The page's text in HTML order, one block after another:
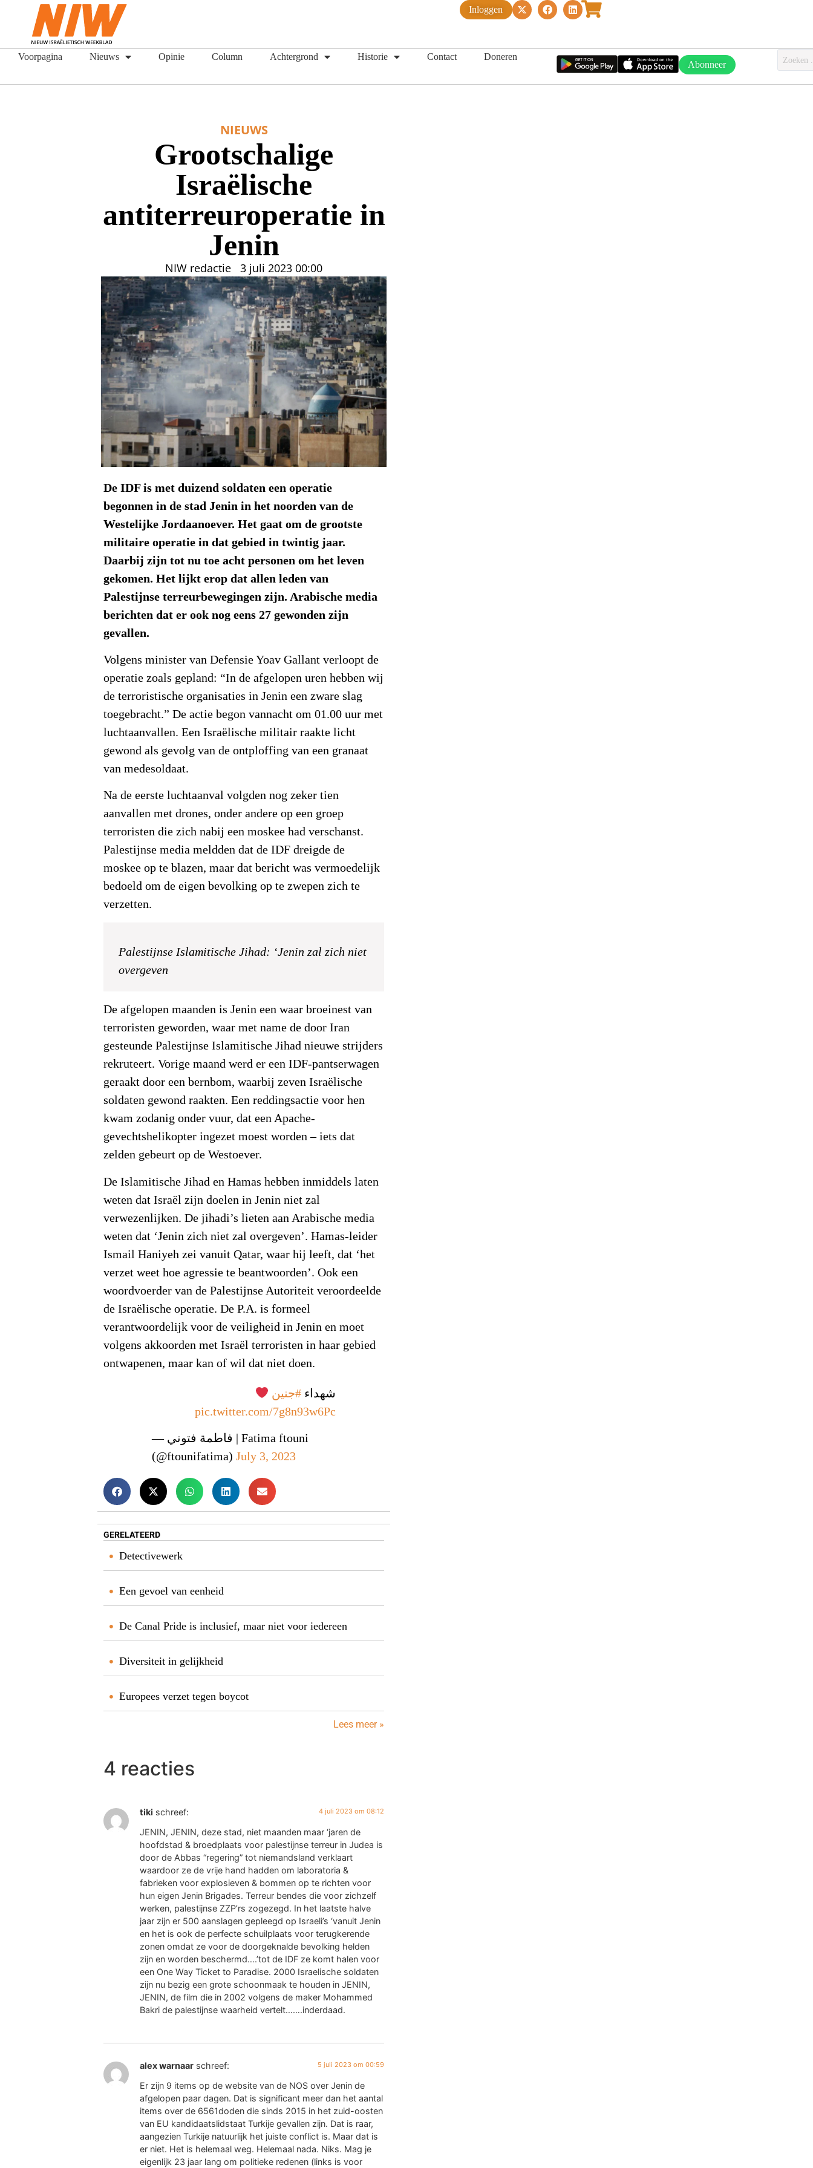
Inloggen
Voorpagina Nieuws Opinie Column Achtergrond Historie Contact Doneren
Abonneer
NIEUWS
Grootschalige
Israëlische
antiterreuroperatie in
Jenin
NIW redactie 3 juli 2023 00:00
De IDF is met duizend soldaten een operatie
begonnen in de stad Jenin in het noorden van de
Westelijke Jordaanoever. Het gaat om de grootste
militaire operatie in dat gebied in twintig jaar.
Daarbij zijn tot nu toe acht personen om het leven
gekomen. Het lijkt erop dat allen leden van
Palestijnse terreurbewegingen zijn. Arabische media
berichten dat er ook nog eens 27 gewonden zijn
gevallen.
Volgens minister van Defensie Yoav Gallant verloopt de
operatie zoals gepland: “In de afgelopen uren hebben wij
de terroristische organisaties in Jenin een zware slag
toegebracht.” De actie begon vannacht om 01.00 uur met
luchtaanvallen. Een Israëlische militair raakte licht
gewond als gevolg van de ontploffing van een granaat
van medesoldaat.
Na de eerste luchtaanval volgden nog zeker tien
aanvallen met drones, onder andere op een groep
terroristen die zich nabij een moskee had verschanst.
Palestijnse media meldden dat de IDF dreigde de
moskee op te blazen, maar dat bericht was vermoedelijk
bedoeld om de eigen bevolking op te zwepen zich te
verzetten.
Palestijnse Islamitische Jihad: ‘Jenin zal zich niet
overgeven
De afgelopen maanden is Jenin een waar broeinest van
terroristen geworden, waar met name de door Iran
gesteunde Palestijnse Islamitische Jihad nieuwe strijders
rekruteert. Vorige maand werd er een IDF-pantserwagen
geraakt door een bernbom, waarbij zeven Israëlische
soldaten gewond raakten. Een reddingsactie voor hen
kwam zodanig onder vuur, dat een Apache-
gevechtshelikopter ingezet moest worden – iets dat
zelden gebeurt op de Westoever.
De Islamitische Jihad en Hamas hebben inmiddels laten
weten dat Israël zijn doelen in Jenin niet zal
verwezenlijken. De jihadi’s lieten aan Arabische media
weten dat ‘Jenin zich niet zal overgeven’. Hamas-leider
Ismail Haniyeh zei vanuit Qatar, waar hij leeft, dat ‘het
verzet weet hoe agressie te beantwoorden’. Ook een
woordvoerder van de Palestijnse Autoriteit veroordeelde
de Israëlische operatie. De P.A. is formeel
verantwoordelijk voor de veiligheid in Jenin en moet
volgens akkoorden met Israël terroristen in haar gebied
ontwapenen, maar kan of wil dat niet doen.
شهداء #جنين
pic.twitter.com/7g8n93w6Pc
— فاطمة فتوني | Fatima ftouni
(@ftounifatima)July 3, 2023
GERELATEERD
Detectivewerk
Een gevoel van eenheid
De Canal Pride is inclusief, maar niet voor iedereen
Diversiteit in gelijkheid
Europees verzet tegen boycot
Lees meer »
4 reacties
tiki schreef: 4 juli 2023 om 08:12
JENIN, JENIN, deze stad, niet maanden maar ‘jaren de
hoofdstad & broedplaats voor palestijnse terreur in Judea is
door de Abbas “regering” tot niemandsland verklaart
waardoor ze de vrije hand hadden om laboratoria &
fabrieken voor explosieven & bommen op te richten voor
hun eigen Jenin Brigades. Terreur bendes die voor zichzelf
werken, palestijnse ZZP’rs zogezegd. In het laatste halve
jaar zijn er 500 aanslagen gepleegd op Israeli’s ‘vanuit Jenin
en het is ook de perfecte schuilplaats voor terugkerende
zonen omdat ze voor de doorgeknalde bevolking helden
zijn en worden beschermd….’tot de IDF ze komt halen voor
een One Way Ticket to Paradise. 2000 Israelische soldaten
zijn nu bezig een grote schoonmaak te houden in JENIN,
JENIN, de film die in 2002 volgens de maker Mohammed
Bakri de palestijnse waarheid vertelt…….inderdaad.
alex warnaar schreef: 5 juli 2023 om 00:59
Er zijn 9 items op de website van de NOS over Jenin de
afgelopen paar dagen. Dat is significant meer dan het aantal
items over de 6561doden die sinds 2015 in het zuid-oosten
van EU kandidaatslidstaat Turkije gevallen zijn. Dat is raar,
aangezien Turkije natuurlijk het juiste conflict is. Maar dat is
er niet. Het is helemaal weg. Helemaal nada. Niks. Mag je
eigenlijk 23 jaar lang om politieke redenen (links is voor